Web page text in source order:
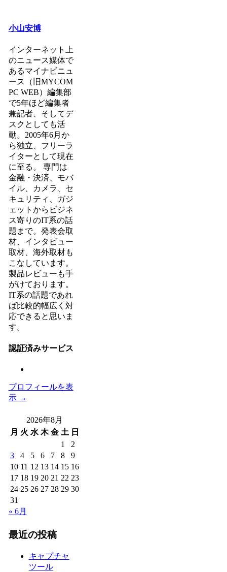
小山安博
インターネット上
のニュース媒体で
あるマイナビニュ
ース（旧MYCOM
PC WEB）編集部
で5年ほど編集者
兼記者、そしてデ
スクとしても活
動。2005年6月か
ら独立、フリーラ
イターとして現在
に至る。 専門は
金融・決済、モバ
イル、カメラ、セ
キュリティ、ガジ
ェットからビジネ
ス寄りのIT系の話
題まで。発表会取
材、インタビュー
取材、海外取材も
こなしています。
製品レビューも手
がけております。
IT系の話題であれ
ば比較的幅広く対
応できると思いま
す。
認証済みサービス
プロフィールを表
示 →
2026年8月
月 火 水 木 金 土 日
1
2
3
4 5 6 7 8
9
10 11 12 13 14 15 16
17 18 19 20 21 22 23
24 25 26 27 28 29 30
31
« 6月
最近の投稿
キャプチャ
ツール